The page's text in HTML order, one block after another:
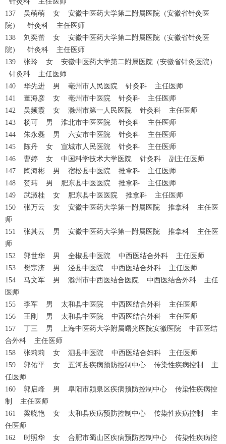
137 吴萌萌 女 安徽中医药大学第二附属医院（安徽省针灸医
院） 针灸科 主任医师
138 刘奕蕾 女 安徽中医药大学第二附属医院（安徽省针灸医
院） 针灸科 主任医师
139 张玲 女 安徽中医药大学第二附属医院（安徽省针灸医院）
针灸科 主任医师
140 华先进 男 亳州市人民医院 针灸科 主任医师
141 董海彦 女 亳州市中医院 针灸科 主任医师
142 吴频霞 女 滁州市第一人民医院 针灸科 主任医师
143 杨可 男 淮北市中医医院 针灸科 主任医师
144 朱永磊 男 六安市中医院 针灸科 主任医师
145 陈丹 女 宣城市人民医院 针灸科 主任医师
146 曹婷 女 中国科学技术大学医院 针灸科 副主任医师
147 陶海彬 男 宿松县中医院 推拿科 主任医师
148 贺玮 男 肥东县中医医院 推拿科 主任医师
149 武淑桂 女 肥东县中医医院 推拿科 主任医师
150 张万云 女 安徽中医药大学第一附属医院 推拿科 主任医
师
151 张其云 男 安徽中医药大学第一附属医院 推拿科 主任医
师
152 郭世华 男 全椒县中医院 中西医结合外科 主任医师
153 樊宗济 男 泾县中医院 中西医结合外科 主任医师
154 马文军 男 滁州市中西医结合医院 中西医结合外科 主任
医师
155 李军 男 太和县中医院 中西医结合外科 主任医师
156 王刚 男 太和县中医院 中西医结合外科 主任医师
157 丁三 男 上海中医药大学附属曙光医院安徽医院 中西医结
合外科 主任医师
158 张莉莉 女 泗县中医院 中西医结合妇科 主任医师
159 郭佑平 女 五河县疾病预防控制中心 传染性疾病控制 主
任医师
160 郭启峰 男 阜阳市颍泉区疾病预防控制中心 传染性疾病控
制 主任医师
161 梁晓艳 女 太和县疾病预防控制中心 传染性疾病控制 主
任医师
162 时照华 女 合肥市蜀山区疾病预防控制中心 传染性疾病控